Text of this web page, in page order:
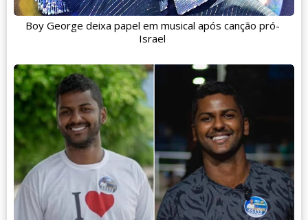
Boy George deixa papel em musical após canção pró-
Israel